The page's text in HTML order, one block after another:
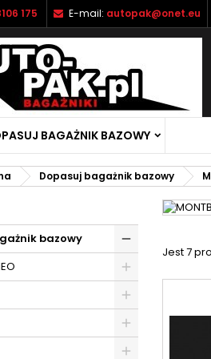
175 E-mail: autopak@onet.eu
BAGAŻNIK BAZOWY
Dopasuj bagażnik bazowy
bazowy
Jest 7